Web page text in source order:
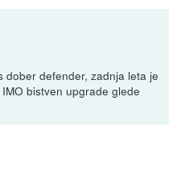
dober defender, zadnja leta je
bistven upgrade glede